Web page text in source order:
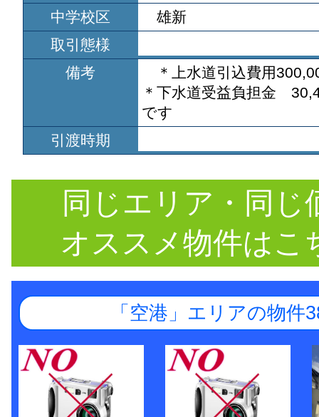
中学校区
雄新
取引態様
備考
＊上水道引込費用
＊下水道受益負担金
です
引渡時期
同じエリア・同じ
オススメ物件はこ
「空港」エリアの物件